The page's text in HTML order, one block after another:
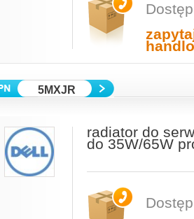
5MXJR
radiator do
do 35W/65W